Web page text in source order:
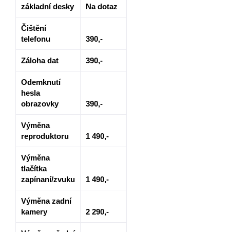
základní desky
Na dotaz
Čištění
telefonu
390,-
Záloha dat 390,-
Odemknutí
hesla
obrazovky
390,-
Výměna
reproduktoru
1 490,-
Výměna
tlačítka
zapínaní/zvuku
1 490,-
Výměna zadní
kamery
2 290,-